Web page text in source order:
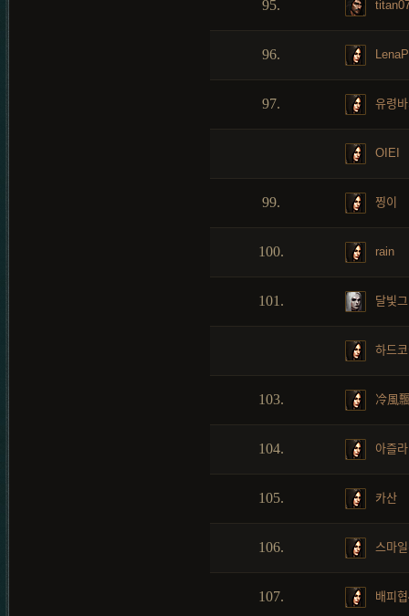
95.
96.
97. 유령
OIEI
99. 찡이
100. rain
101. 달빛
하드
103. 冷風
104. 아즐라
105. 카산
106. 스마
107. 배피